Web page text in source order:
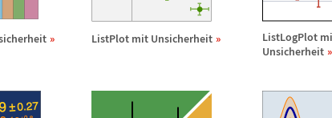
ListPlot mit Unsicherheit
ListLogPlot
Unsicherheit